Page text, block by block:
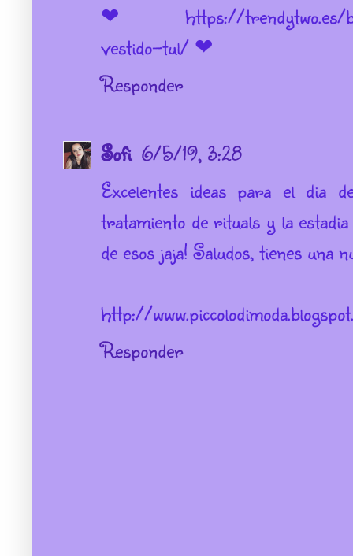
❤ https://trendytwo.es/
vestido-tul/ ❤
Responder
Sofi 6/5/19, 3:28
Excelentes ideas para el dia
tratamiento de rituals y la
de esos jaja! Saludos, tienes una
http://
Responder